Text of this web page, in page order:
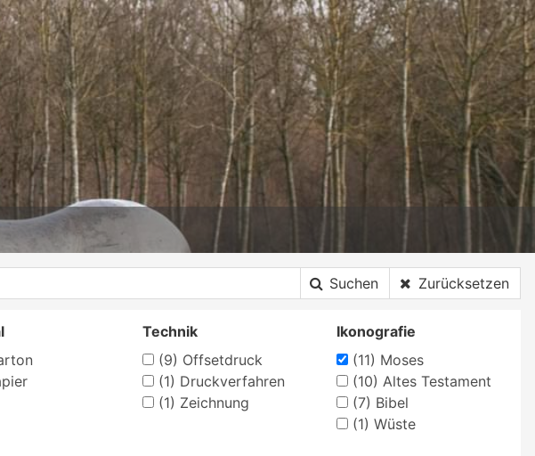
Suchen Zurücksetzen
Technik
(9) Offsetdruck
(1) Druckverfahren
(1) Zeichnung
Ikonografie
(11) Moses
(10) Altes Testament
(7) Bibel
(1) Wüste